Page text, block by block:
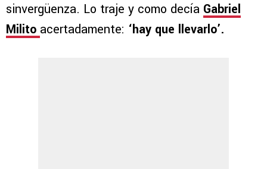
sinvergüenza. Lo traje y como decía Gabriel
Milito acertadamente: ‘hay que llevarlo’.